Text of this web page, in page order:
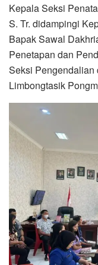
Kepala Seksi
S. Tr. didampingi
Bapak Sawal
Penetapan dan
Seksi Pengendalian
Limbongtasik